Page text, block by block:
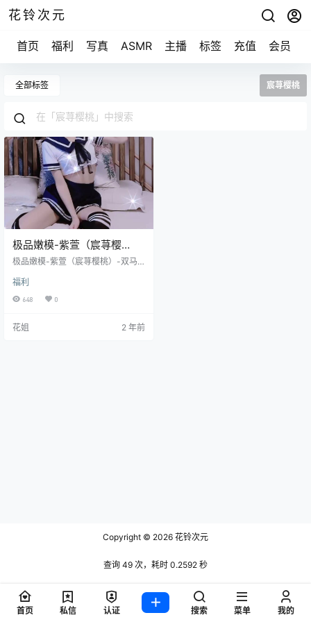
花铃次元
首页 福利 写真 ASMR 主播 标签 充值 会员
全部标签 宸荨樱桃
极品嫩模-紫萱（宸荨樱
桃）-双马尾制服 [1V/1.16G]
极品嫩模-紫萱（宸荨樱桃）-双马
福利
648 0
花姐 2 年前
Copyright © 2026 花铃次元
查询 49 次，耗时 0.2592 秒
首页 私信 认证 搜索 菜单 我的